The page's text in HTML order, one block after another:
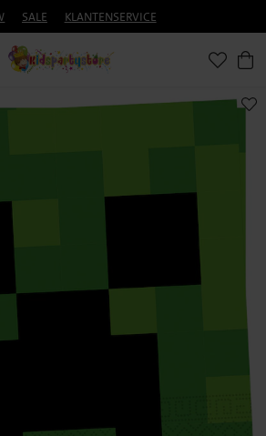
SALE KLANTENSERVICE